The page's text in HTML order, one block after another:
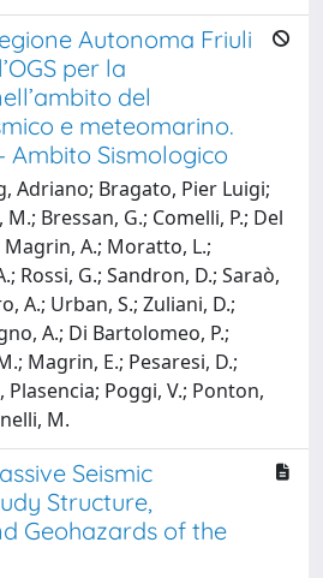
Autonoma Friuli
per la
del
e meteomarino.
Ambito Sismologico
Adriano; Bragato, Pier Luigi;
Bressan, G.; Comelli, P.; Del
Magrin, A.; Moratto, L.;
Rossi, G.; Sandron, D.; Saraò,
A.; Urban, S.; Zuliani, D.;
A.; Di Bartolomeo, P.;
Magrin, E.; Pesaresi, D.;
Plasencia; Poggi, V.; Ponton,
M.
Seismic
Structure,
Geohazards of the